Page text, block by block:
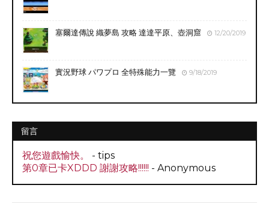
塞爾達傳說 織夢島 攻略 達達平原、壺洞窟 12/20/2019
實況野球 パワプロ 全特殊能力一覽 9/18/2019
留言
祝您遊戲愉快。
- tips
第0章已卡XDDD 謝謝攻略!!!!!! - Anonymous